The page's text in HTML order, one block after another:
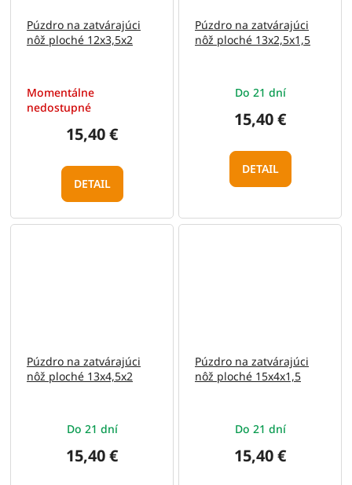
Púzdro na zatvárajúci
nôž ploché 12x3,5x2
Momentálne
nedostupné
15,40 €
DETAIL
Púzdro na zatvárajúci
nôž ploché 13x2,5x1,5
Do 21 dní
15,40 €
DETAIL
Púzdro na zatvárajúci
nôž ploché 13x4,5x2
Do 21 dní
15,40 €
Púzdro na zatvárajúci
nôž ploché 15x4x1,5
Do 21 dní
15,40 €